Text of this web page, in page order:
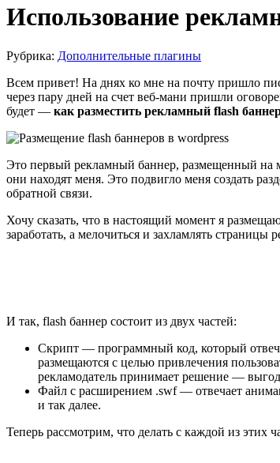
Использование
Рубрика: Дополнительные плагины
Всем привет! На днях ко мне на почту пришло
через пару дней на счет веб-мани пришли
будет — как разместить рекламный flash
Это первый рекламный баннер, размещенный на
они находят меня. Это подвигло меня создать
обратной связи.
Хочу сказать, что в настоящий момент я
заработать, а мелочиться и захламлять
И так, flash баннер состоит из двух частей:
Скрипт — программный код, который
размещаются с целью привлечения
рекламодатель принимает решение —
Файл с расширением .swf — отвечает
и так далее.
Теперь рассмотрим, что делать с каждой из